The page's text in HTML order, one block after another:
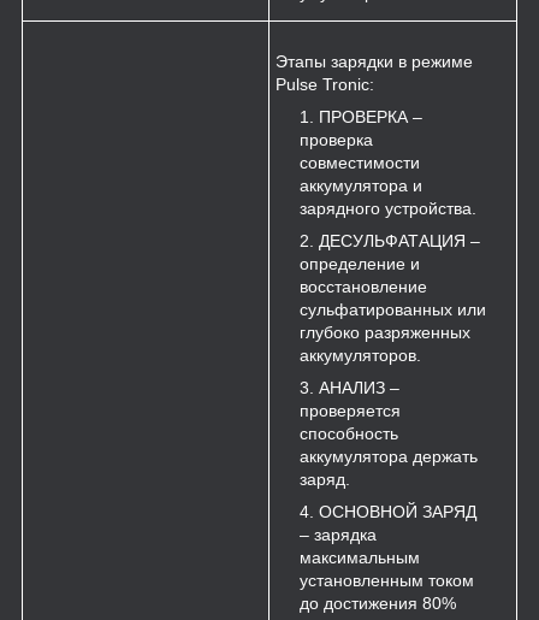
Этапы зарядки в режиме
Pulse Tronic:
ПРОВЕРКА –
проверка
совместимости
аккумулятора и
зарядного устройства.
ДЕСУЛЬФАТАЦИЯ –
определение и
восстановление
сульфатированных или
глубоко разряженных
аккумуляторов.
АНАЛИЗ –
проверяется
способность
аккумулятора держать
заряд.
ОСНОВНОЙ ЗАРЯД
– зарядка
максимальным
установленным током
до достижения 80%